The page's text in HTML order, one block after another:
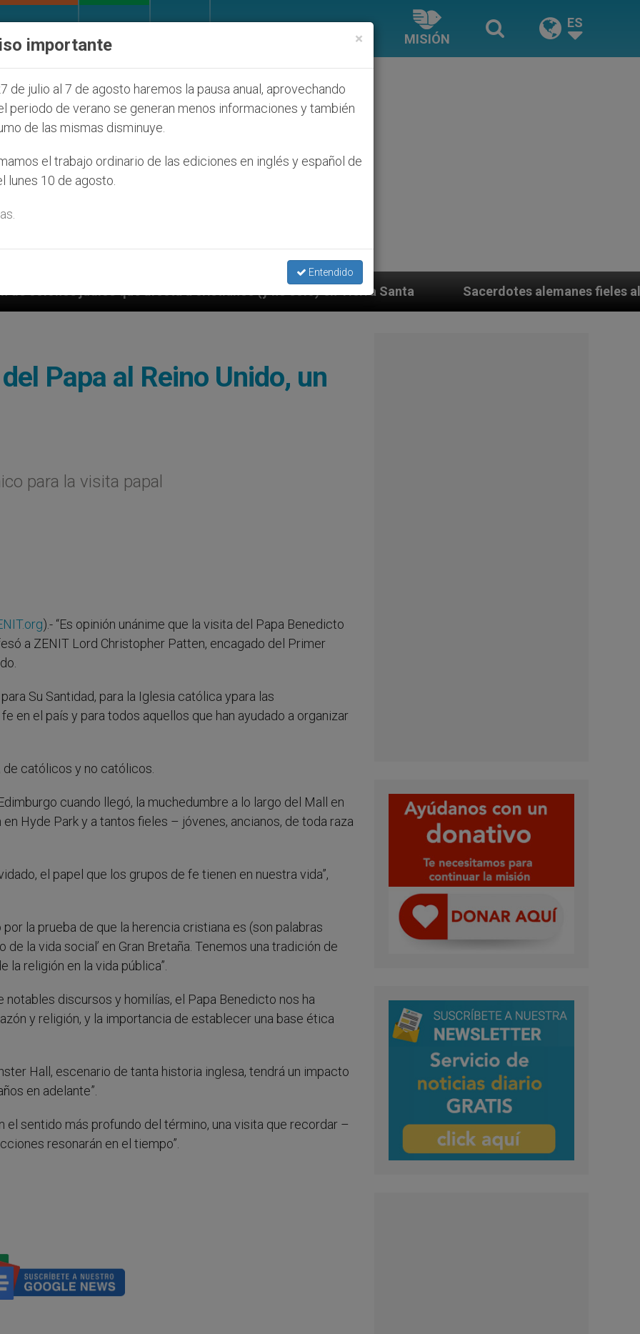
MISIÓN
ES
afecta a cristianos (y no sólo) en Tierra Santa Sacerdotes alemanes fieles al Papa contestan a
Papa al Reino Unido, un
para la visita papal
).- “Es opinión unánime que la visita del Papa Benedicto
a ZENIT Lord Christopher Patten, encagado del Primer
Su Santidad, para la Iglesia católica ypara las
en el país y para todos aquellos que han ayudado a organizar
de católicos y no católicos.
cuando llegó, la muchedumbre a lo largo del Mall en
Hyde Park y a tantos fieles – jóvenes, ancianos, de toda raza
el papel que los grupos de fe tienen en nuestra vida”,
la prueba de que la herencia cristiana es (son palabras
la vida social’ en Gran Bretaña. Tenemos una tradición de
religión en la vida pública”.
notables discursos y homilías, el Papa Benedicto nos ha
y religión, y la importancia de establecer una base ética
Hall, escenario de tanta historia inglesa, tendrá un impacto
en adelante”.
el sentido más profundo del término, una visita que recordar –
resonarán en el tiempo”.
×
importante
de julio al 7 de agosto haremos la pausa anual, aprovechando
periodo de verano se generan menos informaciones y también
de las mismas disminuye.
el trabajo ordinario de las ediciones en inglés y español de
lunes 10 de agosto.
Entendido